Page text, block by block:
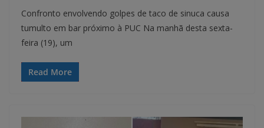
Confronto envolvendo golpes de taco de sinuca causa
tumulto em bar próximo à PUC Na manhã desta sexta-
feira (19), um
Read More